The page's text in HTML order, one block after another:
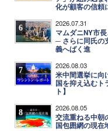
化が顧客の信頼
6 2026.07.31
マムダニNY市
─ さらに同氏の
義へばく進
7 2026.08.03
米中間選挙に向
国を抑え込む
ト】
8 2026.08.05
交流重ねる中朝
国包囲網の現在